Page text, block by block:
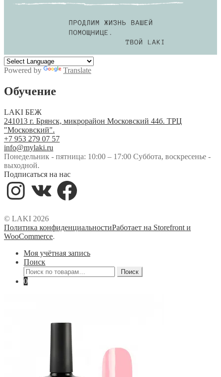
Powered by Translate
Обучение
LAKI БЕЖ
241013 г. Брянск, микрорайон Московский 44б. ТРЦ
"Московский".
+7 953 279 07 57
info@mylaki.ru
Понедельник - пятница: 10:00 – 17:00 Суббота, воскресенье -
выходной.
Подписаться на нас
Instagram
Facebook
© LAKI 2026
Политика конфиденциальностиРаботает на Storefront и
WooCommerce.
Моя учётная запись
Поиск
Искать:
Поиск
0